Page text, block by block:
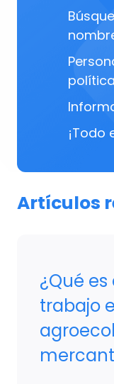
¡Todo
Artículos
¿Qué
trabajo